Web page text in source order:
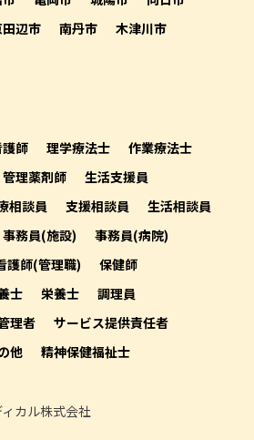
辺市 南丹市
木津川市
師 理学療法士
作業療法士
管理薬剤師
生活支援員
相談員 支援相談員
生活相談員
事務員(施設)
事務員(病院)
護師(管理職)
保健師
士 栄養士
調理員
理者
サービス提供責任者
他 精神保健福祉士
カル株式会社